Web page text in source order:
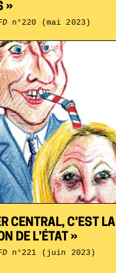
CENTRAL, C’EST LA
DE L’ÉTAT »
n°221 (juin 2023)
»
n°220 (mai 2023)